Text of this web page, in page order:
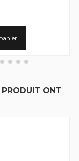
PRODUIT ONT